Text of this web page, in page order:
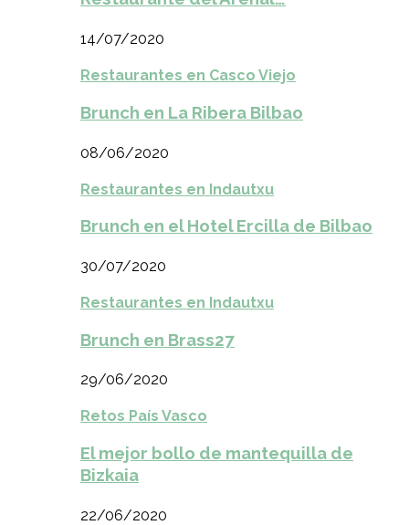
14/07/2020
Restaurantes en Casco Viejo
Brunch en La Ribera Bilbao
08/06/2020
Restaurantes en Indautxu
Brunch en el Hotel Ercilla de Bilbao
30/07/2020
Restaurantes en Indautxu
Brunch en Brass27
29/06/2020
Retos País Vasco
El mejor bollo de mantequilla de
Bizkaia
22/06/2020